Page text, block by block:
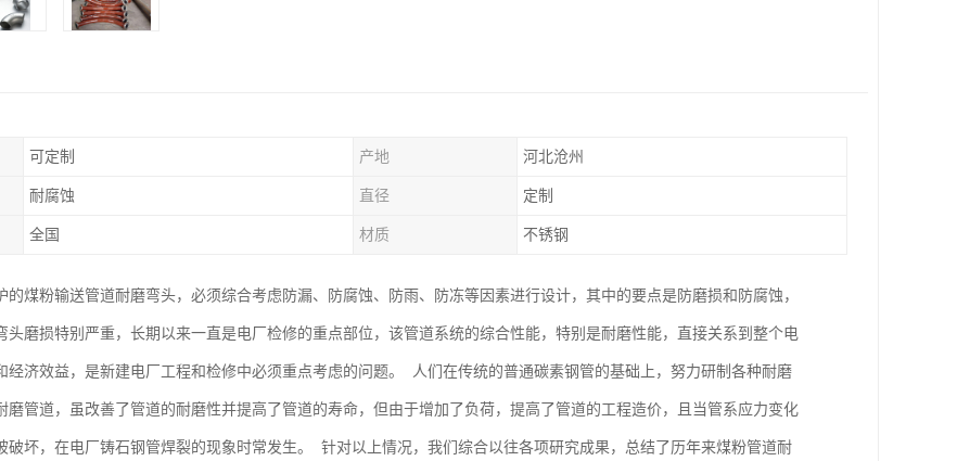
可定制 产地 河北沧州
耐腐蚀 直径 定制
全国 材质 不锈钢
的煤粉输送管道耐磨弯头，必须综合考虑防漏、防腐蚀、防雨、防冻等因素进行设计，其中的要点是防磨损和防腐蚀，
头磨损特别严重，长期以来一直是电厂检修的重点部位，该管道系统的综合性能，特别是耐磨性能，直接关系到整个电
经济效益，是新建电厂工程和检修中必须重点考虑的问题。 人们在传统的普通碳素钢管的基础上，努力研制各种耐磨
磨管道，虽改善了管道的耐磨性并提高了管道的寿命，但由于增加了负荷，提高了管道的工程造价，且当管系应力变化
破坏，在电厂铸石钢管焊裂的现象时常发生。 针对以上情况，我们综合以往各项研究成果，总结了历年来煤粉管道耐